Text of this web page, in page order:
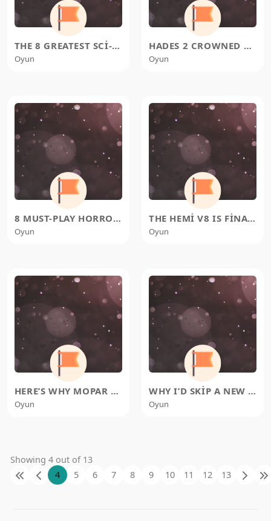
THE 8 GREATEST SCI-FI STRATEGY G
Oyun
HADES 2 CROWNED 2025'S HIGH
Oyun
8 MUST-PLAY HORROR GAMES FOR HAL
Oyun
THE HEMI V8 IS FINALLY SNEAKING
Oyun
HERE’S WHY MOPAR MUSCLE WILL NEV
Oyun
WHY I’D SKIP A NEW CIVIC AND SNA
Oyun
Showing 4 out of 13
4
5 6 7 8 9 10 11 12 13